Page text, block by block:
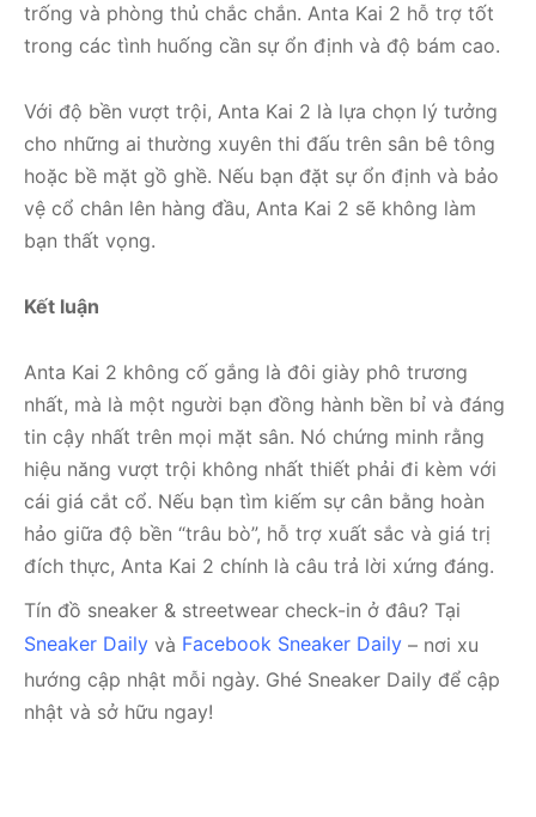
trống và phòng thủ chắc chắn. Anta Kai 2 hỗ trợ tốt
trong các tình huống cần sự ổn định và độ bám cao.
Với độ bền vượt trội, Anta Kai 2 là lựa chọn lý tưởng
cho những ai thường xuyên thi đấu trên sân bê tông
hoặc bề mặt gồ ghề. Nếu bạn đặt sự ổn định và bảo
vệ cổ chân lên hàng đầu, Anta Kai 2 sẽ không làm
bạn thất vọng.
Kết luận
Anta Kai 2 không cố gắng là đôi giày phô trương
nhất, mà là một người bạn đồng hành bền bỉ và đáng
tin cậy nhất trên mọi mặt sân. Nó chứng minh rằng
hiệu năng vượt trội không nhất thiết phải đi kèm với
cái giá cắt cổ. Nếu bạn tìm kiếm sự cân bằng hoàn
hảo giữa độ bền “trâu bò”, hỗ trợ xuất sắc và giá trị
đích thực, Anta Kai 2 chính là câu trả lời xứng đáng.
Tín đồ sneaker & streetwear check-in ở đâu? Tại
Sneaker Daily và Facebook Sneaker Daily – nơi xu
hướng cập nhật mỗi ngày. Ghé Sneaker Daily để cập
nhật và sở hữu ngay!